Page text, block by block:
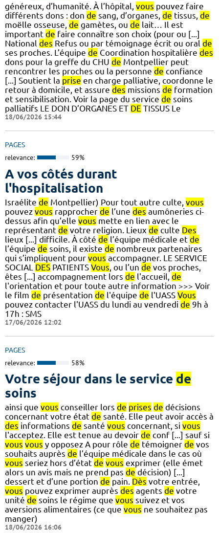
généreux, d’humanité. À l’hôpital, vous pouvez faire
différents dons : don de sang, d’organes, de tissus, de
moëlle osseuse, de gamètes, ou de lait… Il est
important de faire connaître son choix (pour ou [...]
National des Refus ou par témoignage écrit ou oral de
ses proches. L’équipe de Coordination hospitalière des
dons pour la greffe du CHU de Montpellier peut
rencontrer les proches ou la personne de confiance
[...] Soutient la prise en charge palliative, coordonne le
retour à domicile, et assure des missions de formation
et sensibilisation. Voir la page du service de soins
palliatifs LE DON D’ORGANES ET DE TISSUS Le
18/06/2026 15:44
PAGES
relevance: 59%
A vos côtés durant
l'hospitalisation
Israélite de Montpellier) Pour tout autre culte, vous
pouvez vous rapprocher de l’une des aumôneries ci-
dessus afin qu’elle vous mette en lien avec le
représentant de votre religion. Lieux de culte Des
lieux [...] difficile. À côté de l’équipe médicale et de
l’équipe de soins, il existe de nombreux partenaires
qui s’impliquent pour vous accompagner. LE SERVICE
SOCIAL DES PATIENTS Vous , ou l’un de vos proches,
êtes [...] accompagnement lors de l'accueil, de
l'orientation et pour toute autre information >>> Voir
le film de présentation de l'équipe de l'UASS Vous
pouvez contacter l'UASS du lundi au vendredi de 9h à
17h : SMS
17/06/2026 12:02
PAGES
relevance: 58%
Votre séjour dans le service de
soins
ainsi que vous conseiller lors de prises de décisions
concernant votre état de santé. Elle peut avoir accès à
des informations de santé vous concernant, si vous
l'acceptez. Elle est tenue au devoir de conf [...] sauf si
vous vous y opposez A pour rôle de témoigner de vos
souhaits auprès de l’équipe médicale dans le cas où
vous seriez hors d’état de vous exprimer (elle émet
alors un avis mais ne prend pas de décision) [...]
dessert et d’une portion de pain. Dès votre entrée,
vous pouvez exprimer auprès des agents de votre
unité de soins le régime que vous suivez et vos
aversions alimentaires (ce que vous ne souhaitez pas
manger)
18/06/2026 16:06